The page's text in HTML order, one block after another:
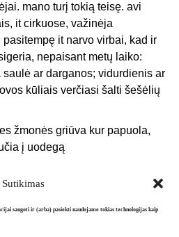
Sutikimas
saugoti ir (arba) pasiekti naudojame tokias technologijas kaip
mano turį tokią teisę. avi
it cirkuose, važinėja
it narvo virbai, kad ir
nepaisant metų laiko:
ar darganos; vidurdienis ar
kūliais verčiasi šalti šešėlių
žmonės griūva kur papuola,
į uodegą